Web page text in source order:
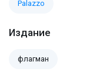
Palazzo
Издание
флагман